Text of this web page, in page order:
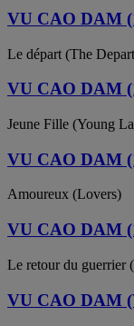
VU CAO DAM
Le départ (The
VU CAO DAM
Jeune Fille (Young
VU CAO DAM
Amoureux (Lovers)
VU CAO DAM
Le retour du guerrier
VU CAO DAM